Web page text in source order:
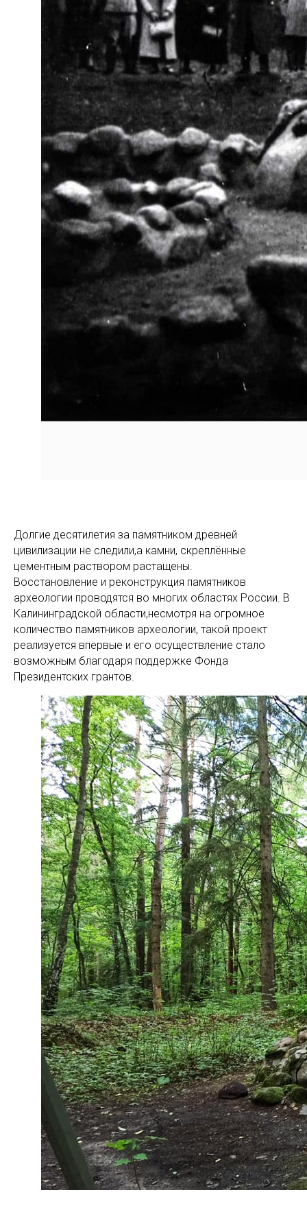
Долгие десятилетия за памятником древней
цивилизации не следили,а камни, скреплённые
цементным раствором растащены.
Восстановление и реконструкция памятников
археологии проводятся во многих областях России. В
Калининградской области,несмотря на огромное
количество памятников археологии, такой проект
реализуется впервые и его осуществление стало
возможным благодаря поддержке Фонда
Президентских грантов.